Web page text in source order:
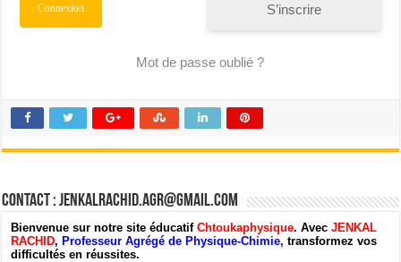
S’inscrire
Mot de passe oublié ?
Contact : jenkalrachid.agr@gmail.com
Bienvenue sur notre site éducatifChtoukaphysique. AvecJENKAL
RACHID,Professeur Agrégé de Physique-Chimie,transformez vos
difficultés en réussites.